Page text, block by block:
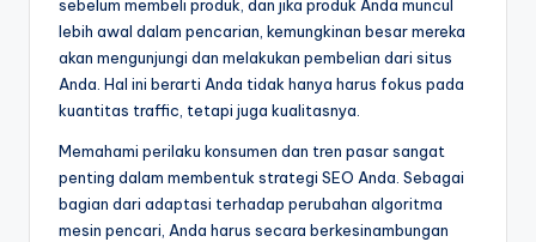
sebelum membeli produk, dan jika produk Anda muncul
lebih awal dalam pencarian, kemungkinan besar mereka
akan mengunjungi dan melakukan pembelian dari situs
Anda. Hal ini berarti Anda tidak hanya harus fokus pada
kuantitas traffic, tetapi juga kualitasnya.
Memahami perilaku konsumen dan tren pasar sangat
penting dalam membentuk strategi SEO Anda. Sebagai
bagian dari adaptasi terhadap perubahan algoritma
mesin pencari, Anda harus secara berkesinambungan